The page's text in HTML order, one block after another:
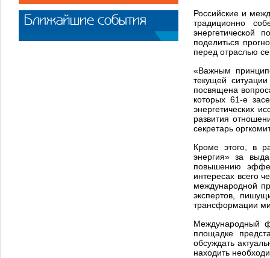
Российские и
традиционно
энергетической
поделиться
перед отраслью
«Важным
текущей
посвящена
которых 61-е
энергетических
развития
секретарь
Кроме этого, в
энергия» за
повышению
интересах всего
международной
экспертов,
трансформации
Международный
площадке
обсуждать
находить
Ближайшие события